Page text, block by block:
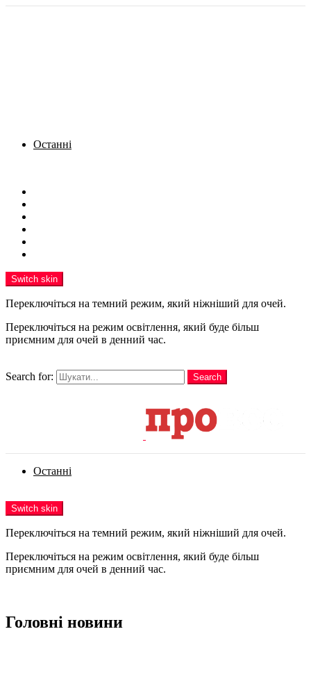
Останні
Switch skin
Переключіться на темний режим, який ніжніший для очей.
Переключіться на режим освітлення, який буде більш
приємним для очей в денний час.
Search for:
Search
Останні
Switch skin
Переключіться на темний режим, який ніжніший для очей.
Переключіться на режим освітлення, який буде більш
приємним для очей в денний час.
Головні новини